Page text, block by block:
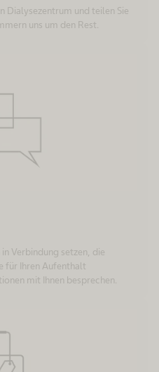
Dialysezentrum und teilen Sie
uns um den Rest.
Verbindung setzen, die
für Ihren Aufenthalt
mit Ihnen besprechen.